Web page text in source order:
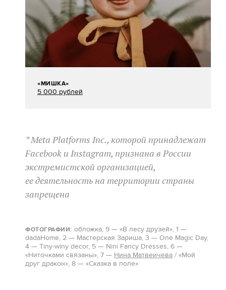
«МИШКА»
5 000 рублей
* Meta Platforms Inc., которой принадлежат
Facebook и Instagram, признана в России
экстремистской организацией,
ее деятельность на территории страны
запрещена
ФОТОГРАФИИ: обложка, 9 — «В лесу друзей», 1 —
dadaHome, 2 — Мастерская Зариша, 3 — One Magic Day,
4 — Tiny-winy decor, 5 — Nini Fancy Dresses, 6 —
«Ниточками связаны», 7 — Нина Матвеичева / «Мой
друг дракон», 8 — «Сказка в поле»